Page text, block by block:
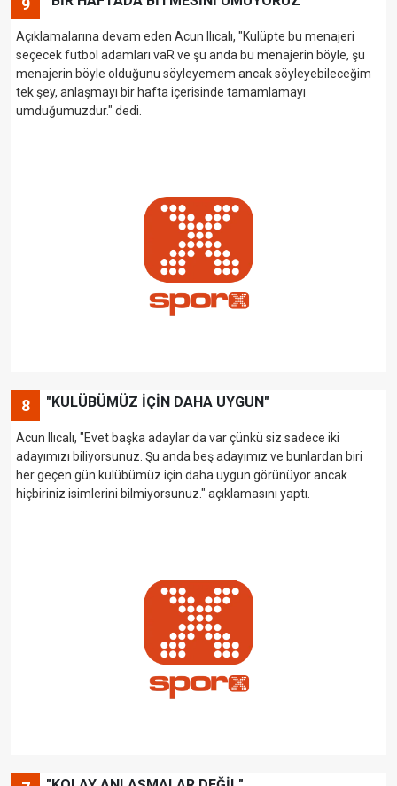
9
Açıklamalarına devam eden Acun Ilıcalı, "Kulüpte bu menajeri
seçecek futbol adamları vaR ve şu anda bu menajerin böyle, şu
menajerin böyle olduğunu söyleyemem ancak söyleyebileceğim
tek şey, anlaşmayı bir hafta içerisinde tamamlamayı
umduğumuzdur." dedi.
8 "KULÜBÜMÜZ İÇİN DAHA UYGUN"
Acun Ilıcalı, "Evet başka adaylar da var çünkü siz sadece iki
adayımızı biliyorsunuz. Şu anda beş adayımız ve bunlardan biri
her geçen gün kulübümüz için daha uygun görünüyor ancak
hiçbiriniz isimlerini bilmiyorsunuz." açıklamasını yaptı.